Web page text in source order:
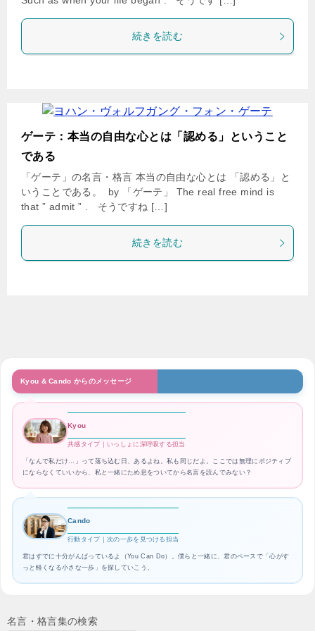
続きを読む
ゲーテ：本当の自由な心とは「認める」ということ
である
「ゲーテ」の名言・格言 本当の自由な心とは 「認める」と
いうことである。 by 「ゲーテ」 The real free mind is
that ” admit ” . そうですね […]
続きを読む
Kyou & Cando からのメッセージ
Kyou
共感タイプ｜いっしょに深呼吸する担当
「なんで私だけ…」って落ち込む日、あるよね。私も同じだよ。ここでは無理にポジティブ
にならなくていいから、私と一緒にため息をついてから名言を読んでみない？
Cando
行動タイプ｜次の一歩を見つける担当
君はすでに十分がんばっているよ（You Can Do）。僕らと一緒に、君のペースで「心がす
っと軽くなる小さな一歩」を探していこう。
名言・格言集の検索